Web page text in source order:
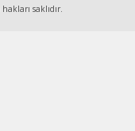
saklıdır.